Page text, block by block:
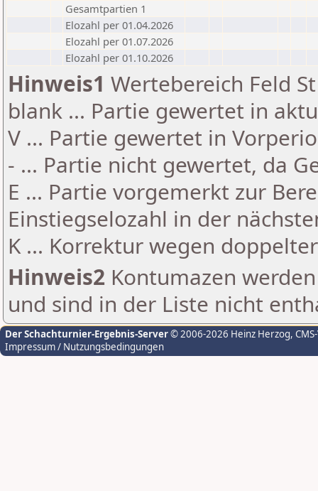
Gesamtpartien 1
Elozahl per 01.04.2026
Elozahl per 01.07.2026
Elozahl per 01.10.2026
Hinweis1 Wertebereich Feld
blank ... Partie gewertet in
V ... Partie gewertet in
- ... Partie nicht gewertet, da
E ... Partie vorgemerkt zur
Einstiegselozahl in der
K ... Korrektur wegen
Hinweis2 Kontumazen
und sind in der Liste nicht
Der Schachturnier-Ergebnis-Server© 2006-2026 Heinz Herzog,
Impressum / Nutzungsbedingungen